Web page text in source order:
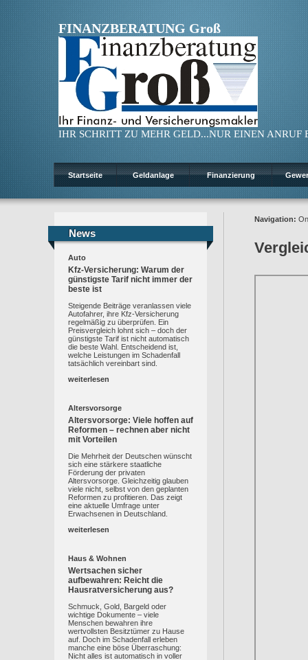
FINANZBERATUNG Groß
IHR SCHRITT ZU MEHR GELD...NUR EINEN ANRUF
Startseite Geldanlage Finanzierung
News
News
Auto
Kfz-Versicherung: Warum der
günstigste Tarif nicht immer der
beste ist
Steigende Beiträge veranlassen viele
Autofahrer, ihre Kfz-Versicherung
regelmäßig zu überprüfen. Ein
Preisvergleich lohnt sich – doch der
günstigste Tarif ist nicht automatisch
die beste Wahl. Entscheidend ist,
welche Leistungen im Schadenfall
tatsächlich vereinbart sind.
weiterlesen
Altersvorsorge
Altersvorsorge: Viele hoffen auf
Reformen – rechnen aber nicht
mit Vorteilen
Die Mehrheit der Deutschen wünscht
sich eine stärkere staatliche
Förderung der privaten
Altersvorsorge. Gleichzeitig glauben
viele nicht, selbst von den geplanten
Reformen zu profitieren. Das zeigt
eine aktuelle Umfrage unter
Erwachsenen in Deutschland.
weiterlesen
Haus & Wohnen
Wertsachen sicher
aufbewahren: Reicht die
Hausratversicherung aus?
Schmuck, Gold, Bargeld oder
wichtige Dokumente – viele
Menschen bewahren ihre
wertvollsten Besitztümer zu Hause
auf. Doch im Schadenfall erleben
manche eine böse Überraschung:
Nicht alles ist automatisch in voller
Navigation: